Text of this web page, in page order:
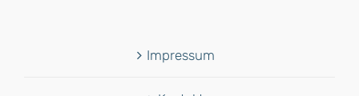
Impressum